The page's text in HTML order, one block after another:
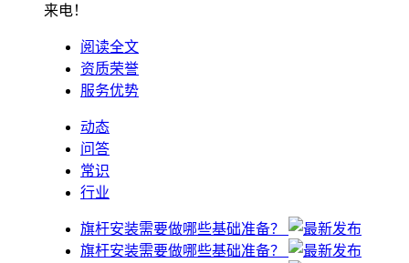
来电！
阅读全文
资质荣誉
服务优势
动态
问答
常识
行业
旗杆安装需要做哪些基础准备？
旗杆安装需要做哪些基础准备？